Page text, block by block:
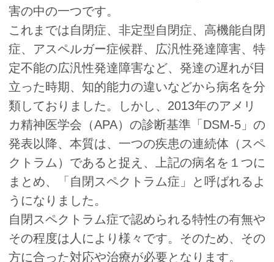
害の中の一つです。
これまでは自閉症、非定型自閉症、高機能自閉
症、アスペルガー症候群、広汎性発達障害、特
定不能の広汎性発達障害など、発達の遅れが目
立った時期、知的能力の違いなどから病名を分
類しておりました。しかし、2013年のアメリ
カ精神医学会（APA）の診断基準「DSM-5」の
発表以降、本質は、一つの疾患の連続体（スペ
クトラム）であると捉え、上記の病名を１つに
まとめ、「自閉スペクトラム症」と呼ばれるよ
うになりました。
自閉スペクトラム症で認められる特性の有無や
その程度は人により様々です。そのため、その
方に合った対応や治療が必要となります。